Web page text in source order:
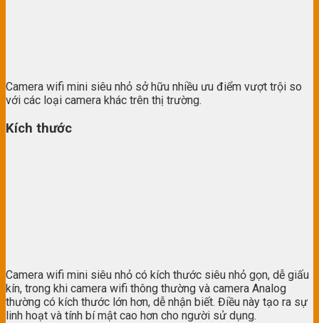
Camera wifi mini siêu nhỏ sở hữu nhiều ưu điểm vượt trội so
với các loại camera khác trên thị trường.
Kích thước
Camera wifi mini siêu nhỏ có kích thước siêu nhỏ gọn, dễ giấu
kín, trong khi camera wifi thông thường và camera Analog
thường có kích thước lớn hơn, dễ nhận biết. Điều này tạo ra sự
linh hoạt và tính bí mật cao hơn cho người sử dụng.